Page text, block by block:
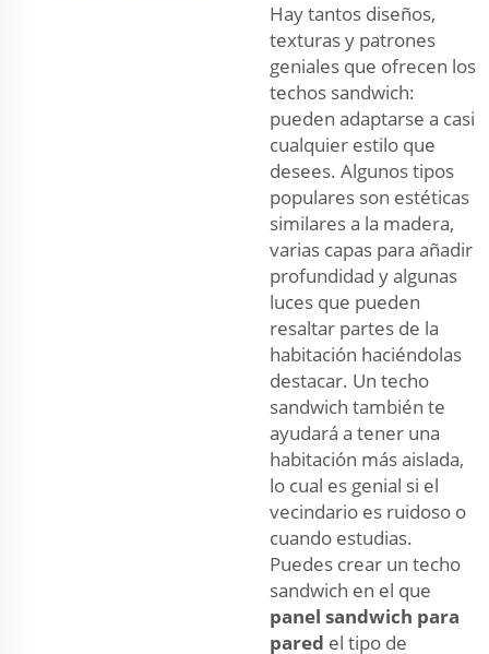
Hay tantos diseños,
texturas y patrones
geniales que ofrecen los
techos sandwich:
pueden adaptarse a casi
cualquier estilo que
desees. Algunos tipos
populares son estéticas
similares a la madera,
varias capas para añadir
profundidad y algunas
luces que pueden
resaltar partes de la
habitación haciéndolas
destacar. Un techo
sandwich también te
ayudará a tener una
habitación más aislada,
lo cual es genial si el
vecindario es ruidoso o
cuando estudias.
Puedes crear un techo
sandwich en el que
panel sandwich para
pared el tipo de